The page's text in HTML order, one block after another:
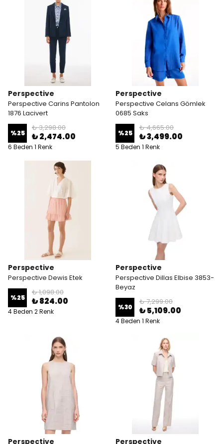
Perspective
Perspective Carins Pantolon
1876 Lacivert
%25
₺ 3,298.00
₺ 2,474.00
6 Beden 1 Renk
Perspective
Perspective Celans Gömlek
0685 Saks
%25
₺ 4,665.00
₺ 3,499.00
5 Beden 1 Renk
Perspective
Perspective Dewis Etek
%25
₺ 1,098.00
₺ 824.00
4 Beden 2 Renk
Perspective
Perspective Dillas Elbise 3853-
Beyaz
%30
₺ 7,299.00
₺ 5,109.00
4 Beden 1 Renk
Perspective Perspective